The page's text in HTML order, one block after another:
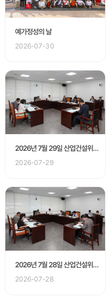
예가정성의 날
2026-07-30
2026년 7월 29일 산업건설위원회
2026-07-29
2026년 7월 28일 산업건설위원회
2026-07-28